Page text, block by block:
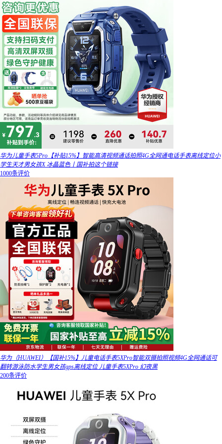
华为儿童手表5Pro【补贴15%】智能高清视频通话拍照4G全网通电话手表离线定位小
学生天才男女孩X 冰晶蓝色丨国补拍这个链接
1000条评价
华为（HUAWEI）【国补15%】儿童电话手表5XPro智能双摄拍照视频4G全网通话可
翻转游泳防水学生男女孩gps离线定位 儿童手表5XPro 幻夜黑
200条评价